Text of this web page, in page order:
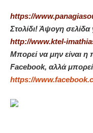
https://
Στολίδι! Άψογη
http://www.ktel-
Μπορεί να μην είναι η
Facebook, αλλά
https://